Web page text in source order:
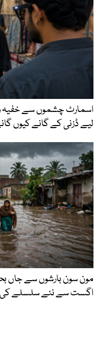
اسمارٹ چشموں سے خفیہ
لیے ڈزنی کے گانے کیوں
اگست سے نئے سلسلے کی